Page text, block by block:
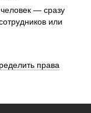
— сразу
или
права